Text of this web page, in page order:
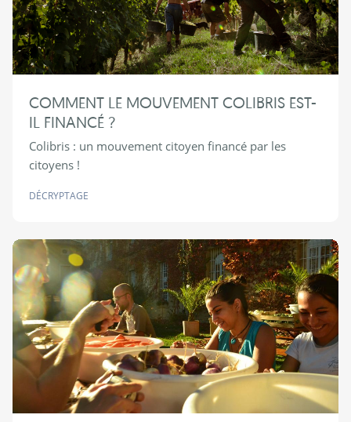
COMMENT LE MOUVEMENT COLIBRIS EST-
IL FINANCÉ ?
Colibris : un mouvement citoyen financé par les
citoyens !
DÉCRYPTAGE